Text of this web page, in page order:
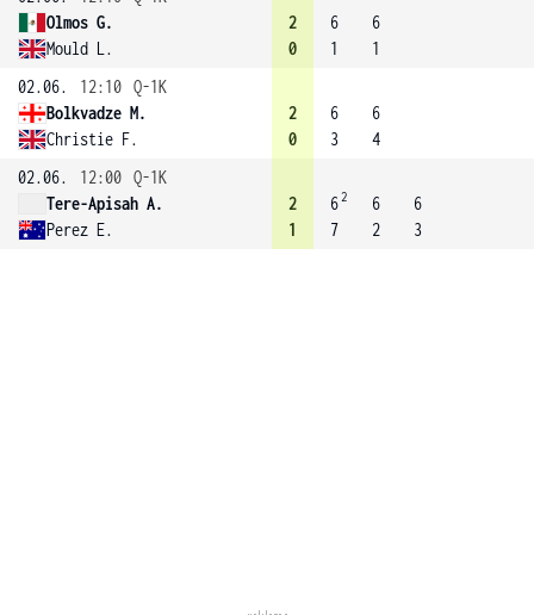
Olmos G.
Mould L.
2
0
6
1
6
1
02.06.
12:10 Q-1K
Bolkvadze M.
Christie F.
2
0
6
3
6
4
02.06.
12:00 Q-1K
Tere-Apisah A.
Perez E.
2
1
62
7
6
2
6
3